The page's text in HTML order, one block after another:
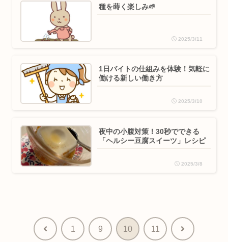
種を蒔く楽しみ🌱
2025/3/11
1日バイトの仕組みを体験！気軽に
働ける新しい働き方
2025/3/10
夜中の小腹対策！30秒でできる
「ヘルシー豆腐スイーツ」レシピ
2025/3/8
前 1 9 10 11 次